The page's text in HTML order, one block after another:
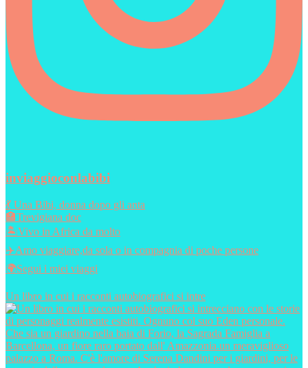
inviaggioconlabibi
💃 Una Bibi, donna dopo gli anta
🏣Trevigiana doc
🏝️Vivo in Africa da molto
✈️Amo viaggiare,da sola o in compagnia di poche persone
🌍Segui i miei viaggi
Un libro in cui i racconti autobiografici si intre